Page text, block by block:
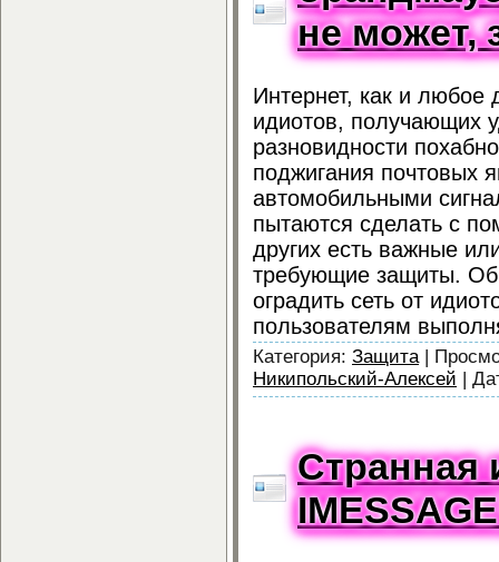
не может,
Интернет, как и любое
идиотов, получающих
разновидности
поджигания почтовых
автомобильными
пытаются сделать с
других есть важные
требующие защиты.
оградить сеть от
пользователям
Категория: Защита|
Никипольский-Алексей
Странная